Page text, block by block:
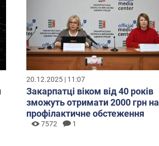
20.12.2025 | 11:07
Закарпатці віком від 40 років
зможуть отримати 2000 грн на
профілактичне обстеження
7572 1